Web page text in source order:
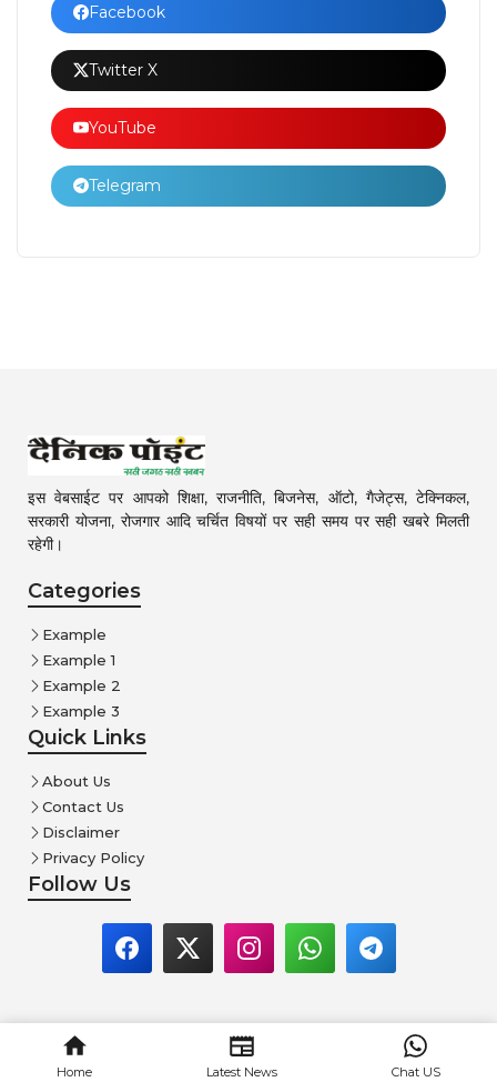
Home Latest News Chat US
Facebook
Twitter X
YouTube
Telegram
इस वेबसाईट पर आपको शिक्षा, राजनीति, बिजनेस, ऑटो, गैजेट्स, टेक्निकल,
सरकारी योजना, रोजगार आदि चर्चित विषयों पर सही समय पर सही खबरे मिलती
रहेगी।
Categories
Example
Example 1
Example 2
Example 3
Quick Links
About Us
Contact Us
Disclaimer
Privacy Policy
Follow Us
© Dainik Point • All rights reserved